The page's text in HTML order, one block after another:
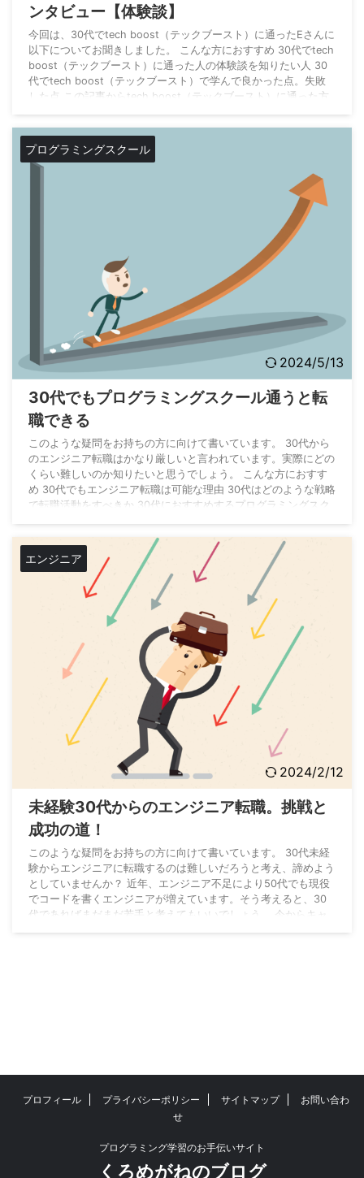
ンタビュー【体験談】
今回は、30代でtech boost（テックブースト）に通ったEさんに
以下についてお聞きしました。 こんな方におすすめ 30代でtech
boost（テックブースト）に通った人の体験談を知りたい人 30
代でtech boost（テックブースト）で学んで良かった点。失敗
した点 この記事からtech boost（テックブースト）に通った方
の質など興味がある方は最後までご覧になってください。 さっ
そくEさんにお願いします。 tech boost（テックブ ...
プログラミングスクール
2024/5/13
30代でもプログラミングスクール通うと転
職できる
このような疑問をお持ちの方に向けて書いています。 30代から
のエンジニア転職はかなり厳しいと言われています。実際にどの
くらい難しいのか知りたいと思うでしょう。 こんな方におすす
め 30代でもエンジニア転職は可能な理由 30代はどのような戦略
で転職活動をすべきか 30代におすすめするプログラミングスク
ある20代にはかないません。30代は戦略を立てて転職活動をす
る必要があります。 この記事では30代で転職を希望している
方、もしくは不安に感じている方は ...
エンジニア
2024/2/12
未経験30代からのエンジニア転職。挑戦と
成功の道！
このような疑問をお持ちの方に向けて書いています。 30代未経
験からエンジニアに転職するのは難しいだろうと考え、諦めよう
としていませんか？ 近年、エンジニア不足により50代でも現役
でコードを書くエンジニアが増えています。そう考えると、30
代であればまだまだ若手と考えてもいいでしょう。 今からキャ
プロフィール プライバシーポリシー サイトマップ
お問い合わ
せ
プログラミング学習のお手伝いサイト
くろめがねのブログ